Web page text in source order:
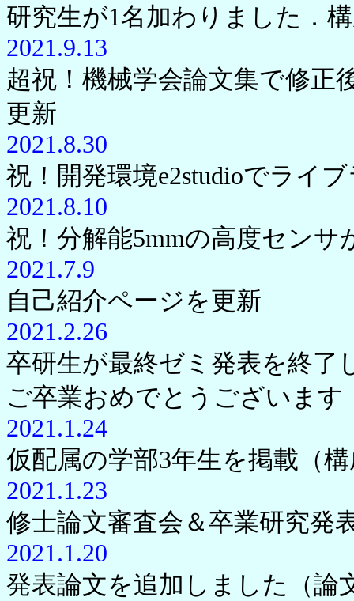
研究生が1名加わりました．
2021.9.13
超祝！機械学会論文集で修正
更新
2021.8.30
祝！開発環境e2studioでライ
2021.8.10
祝！分解能5mmの高度セン
2021.7.9
自己紹介ページを更新
2021.2.26
卒研生が最終ゼミ発表を終了
ご卒業おめでとうございま
2021.1.24
仮配属の学部3年生を掲載（
2021.1.23
修士論文審査会＆卒業研究発
2021.1.20
発表論文を追加しました（論